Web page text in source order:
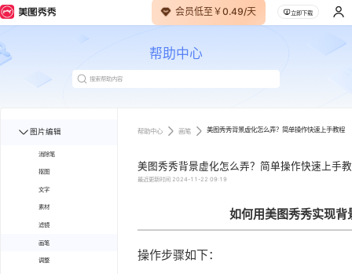
会员低至￥0.49/天 立即下载
帮助中心
图片编辑
消除笔
抠图
文字
素材
滤镜
画笔
调整
帮助中心 画笔 美图秀秀背景虚化怎么弄？简单操作快速上手教程
美图秀秀背景虚化怎么弄？简单操作快速上手
最近更新时间 2024-11-22 09:19
如何用美图秀秀实现背
操作步骤如下：